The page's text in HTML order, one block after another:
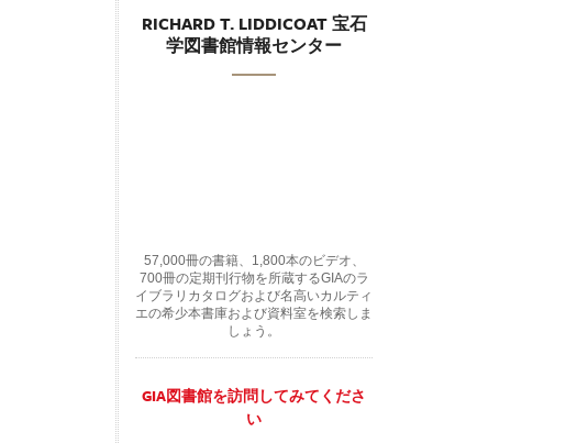
RICHARD T. LIDDICOAT 宝石
学図書館情報センター
57,000冊の書籍、1,800本のビデオ、
700冊の定期刊行物を所蔵するGIAのラ
イブラリカタログおよび名高いカルティ
エの希少本書庫および資料室を検索しま
しょう。
GIA図書館を訪問してみてくださ
い